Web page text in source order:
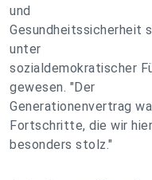
und
Gesundheitssicherheit
unter
sozialdemokratischer
gewesen. "Der
Generationenvertrag
Fortschritte, die wir
besonders stolz."